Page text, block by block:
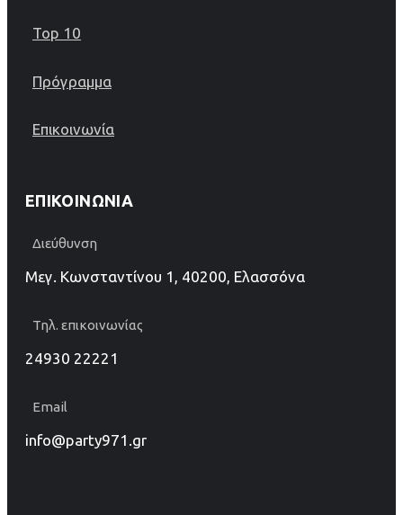
Top 10
Πρόγραμμα
Επικοινωνία
ΕΠΙΚΟΙΝΩΝΊΑ
Διεύθυνση
Μεγ. Κωνσταντίνου 1, 40200, Ελασσόνα
Τηλ. επικοινωνίας
24930 22221
Email
info@party971.gr